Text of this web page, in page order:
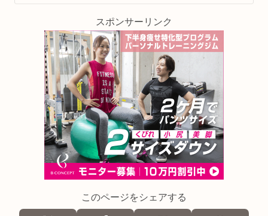
スポンサーリンク
このページをシェアする